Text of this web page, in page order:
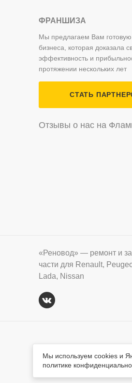
ФРАНШИЗА
Мы предлагаем Вам
бизнеса, которая доказала
эффективность и
протяжении нескольких лет
СТАТЬ
Отзывы о нас на
«Реновод» — ремонт и
части для Renault,
Lada, Nissan
© «Реновод» 2008-2026
Мы используем cookies и
политике